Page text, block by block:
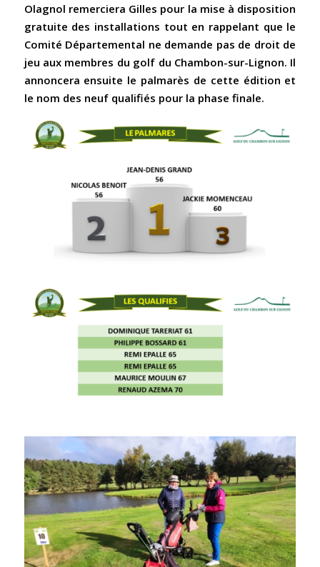
Olagnol remerciera Gilles pour la mise à disposition
gratuite des installations tout en rappelant que le
Comité Départemental ne demande pas de droit de
jeu aux membres du golf du Chambon-sur-Lignon. Il
annoncera ensuite le palmarès de cette édition et
le nom des neuf qualifiés pour la phase finale.